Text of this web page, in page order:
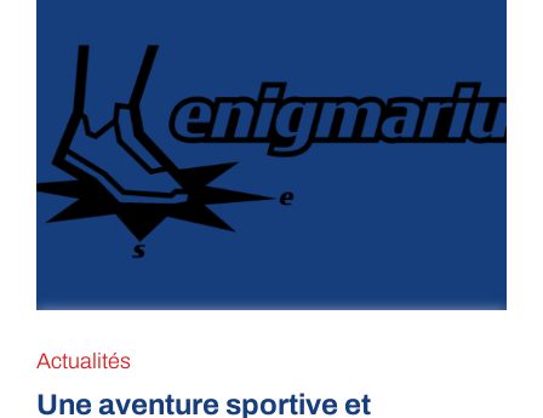
Actualités
Une aventure sportive et